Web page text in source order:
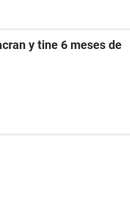
y tine 6 meses de